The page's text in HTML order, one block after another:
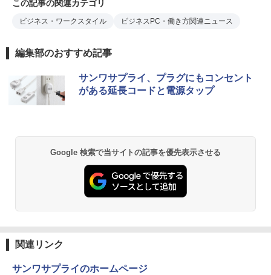
この記事の関連カテゴリ
ビジネス・ワークスタイル ビジネスPC・働き方関連ニュース
編集部のおすすめ記事
サンワサプライ、プラグにもコンセント
がある延長コードと電源タップ
Google 検索で当サイトの記事を優先表示させる
関連リンク
サンワサプライのホームページ